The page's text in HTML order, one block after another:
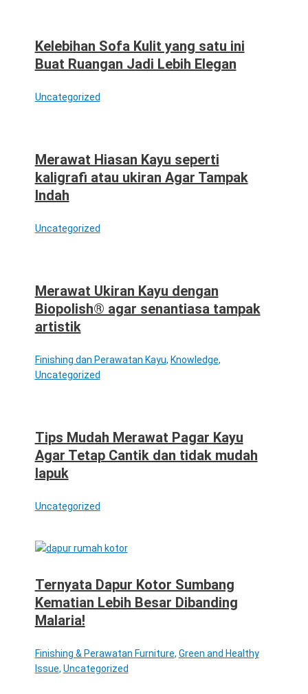
Kelebihan Sofa Kulit yang satu ini
Buat Ruangan Jadi Lebih Elegan
Uncategorized
Merawat Hiasan Kayu seperti
kaligrafi atau ukiran Agar Tampak
Indah
Uncategorized
Merawat Ukiran Kayu dengan
Biopolish® agar senantiasa tampak
artistik
Finishing dan Perawatan Kayu, Knowledge,
Uncategorized
Tips Mudah Merawat Pagar Kayu
Agar Tetap Cantik dan tidak mudah
lapuk
Uncategorized
Ternyata Dapur Kotor Sumbang
Kematian Lebih Besar Dibanding
Malaria!
Finishing & Perawatan Furniture, Green and Healthy
Issue, Uncategorized